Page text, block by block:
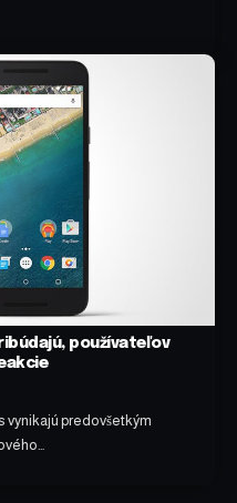
používateľov
vynikajú predovšetkým